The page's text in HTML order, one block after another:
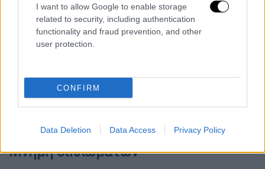
I want to allow Google to enable storage
related to security, including authentication
functionality and fraud prevention, and other
user protection.
CONFIRM
Data Deletion Data Access Privacy Policy
Μνήμη διπλωματών